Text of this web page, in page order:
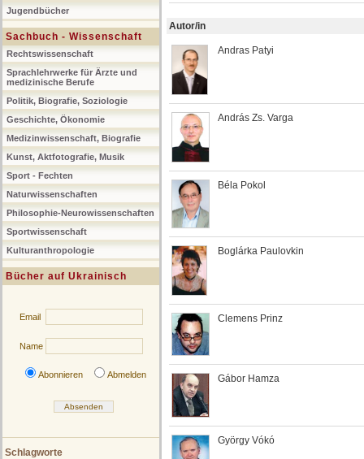
Jugendbücher
Sachbuch - Wissenschaft
Rechtswissenschaft
Sprachlehrwerke für Ärzte und
medizinische Berufe
Politik, Biografie, Soziologie
Geschichte, Ökonomie
Medizinwissenschaft, Biografie
Kunst, Aktfotografie, Musik
Sport - Fechten
Naturwissenschaften
Philosophie-Neurowissenschaften
Sportwissenschaft
Kulturanthropologie
Bücher auf Ukrainisch
Email
Name
Abonnieren Abmelden
Schlagworte
Autor/in
Andras Patyi
András Zs. Varga
Béla Pokol
Boglárka Paulovkin
Clemens Prinz
Gábor Hamza
György Vókó